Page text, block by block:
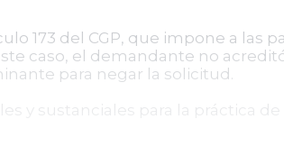
173 del CGP, que impone a las
caso, el demandante no
para negar la solicitud.